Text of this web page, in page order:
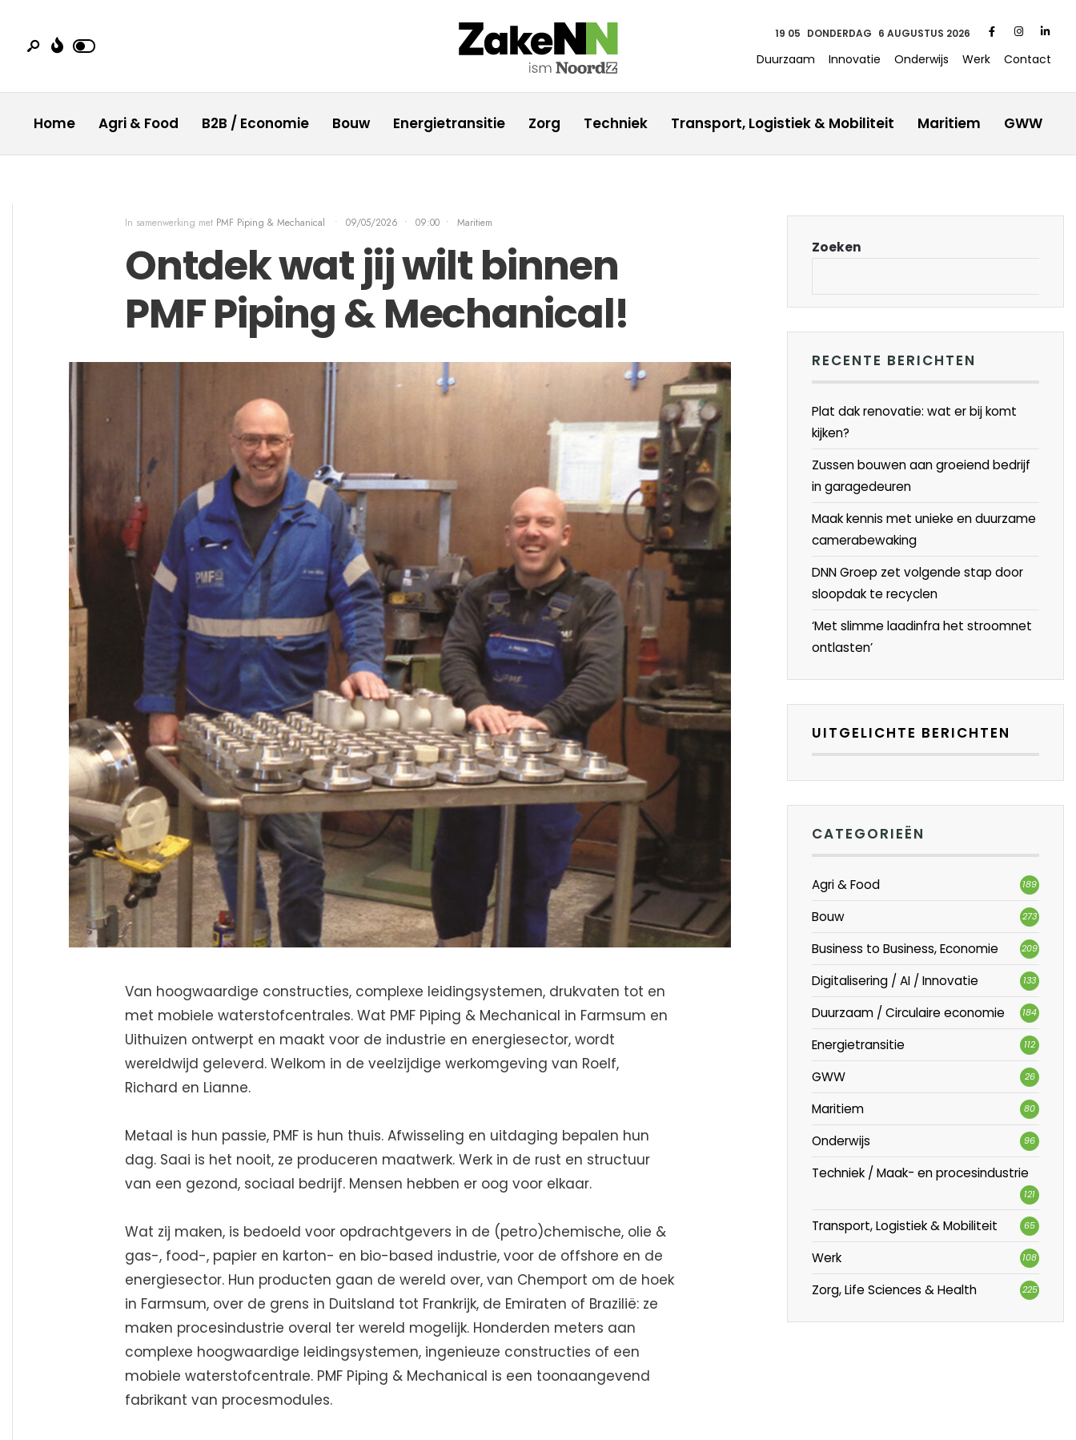
19 05 DONDERDAG 6 AUGUSTUS 2026
Duurzaam Innovatie Onderwijs Werk Contact
Home Agri & Food B2B / Economie Bouw Energietransitie Zorg Techniek Transport, Logistiek & Mobiliteit Maritiem GWW
In samenwerking met PMF Piping & Mechanical • 09/05/2026 • 09:00 • Maritiem
Ontdek wat jij wilt binnen
PMF Piping & Mechanical!
Van hoogwaardige constructies, complexe leidingsystemen, drukvaten tot en
met mobiele waterstofcentrales. Wat PMF Piping & Mechanical in Farmsum en
Uithuizen ontwerpt en maakt voor de industrie en energiesector, wordt
wereldwijd geleverd. Welkom in de veelzijdige werkomgeving van Roelf,
Richard en Lianne.
Metaal is hun passie, PMF is hun thuis. Afwisseling en uitdaging bepalen hun
dag. Saai is het nooit, ze produceren maatwerk. Werk in de rust en structuur
van een gezond, sociaal bedrijf. Mensen hebben er oog voor elkaar.
Wat zij maken, is bedoeld voor opdrachtgevers in de (petro)chemische, olie &
gas-, food-, papier en karton- en bio-based industrie, voor de offshore en de
energiesector. Hun producten gaan de wereld over, van Chemport om de hoek
in Farmsum, over de grens in Duitsland tot Frankrijk, de Emiraten of Brazilië: ze
maken procesindustrie overal ter wereld mogelijk. Honderden meters aan
complexe hoogwaardige leidingsystemen, ingenieuze constructies of een
mobiele waterstofcentrale. PMF Piping & Mechanical is een toonaangevend
fabrikant van procesmodules.
Zoeken
RECENTE BERICHTEN
Plat dak renovatie: wat er bij komt
kijken?
Zussen bouwen aan groeiend bedrijf
in garagedeuren
Maak kennis met unieke en duurzame
camerabewaking
DNN Groep zet volgende stap door
sloopdak te recyclen
‘Met slimme laadinfra het stroomnet
ontlasten’
UITGELICHTE BERICHTEN
CATEGORIEËN
Agri & Food 189
Bouw 273
Business to Business, Economie 209
Digitalisering / AI / Innovatie 133
Duurzaam / Circulaire economie 184
Energietransitie 112
GWW 26
Maritiem 80
Onderwijs 96
Techniek / Maak- en procesindustrie
121
Transport, Logistiek & Mobiliteit 65
Werk 108
Zorg, Life Sciences & Health 225